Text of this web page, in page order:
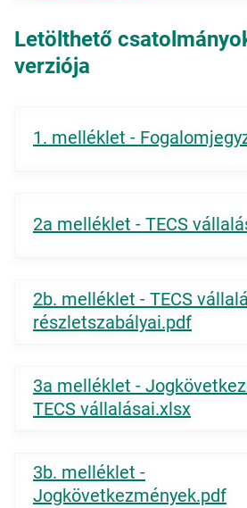
Letölthető
verziója
1. melléklet -
2a melléklet - TECS
2b. melléklet - TECS
részletszabályai.pdf
3a melléklet -
TECS vállalásai.xlsx
3b. melléklet -
Jogkövetkezmények.pdf